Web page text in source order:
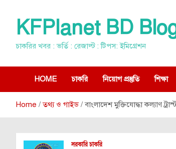
contentKFPlanet BD
চাকরির খবর : ভর্তি : রেজাল্ট : টিপস: ইমিগ্রেশন
HOME চাকরি নিয়োগ প্রস্তুতি শিক্ষা
Home তথ্য ও গাইড বাংলাদেশ মুক্তিযোদ্ধা কল্যাণ
সরকারি চাকরি